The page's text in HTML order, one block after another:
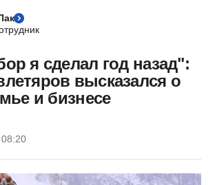
я сделал год назад":
высказался о
и бизнесе